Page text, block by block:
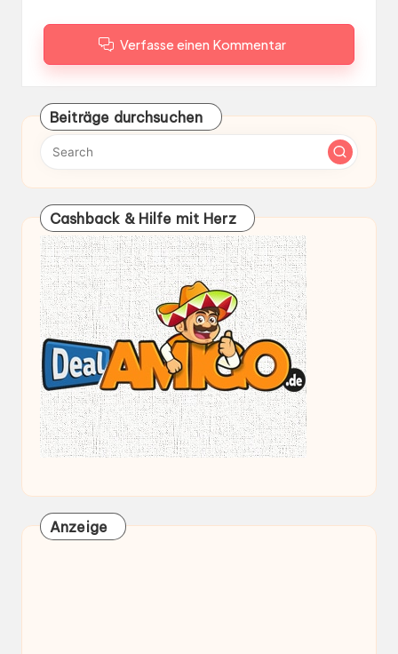
Verfasse einen Kommentar
Beiträge durchsuchen
Cashback & Hilfe mit Herz
Anzeige